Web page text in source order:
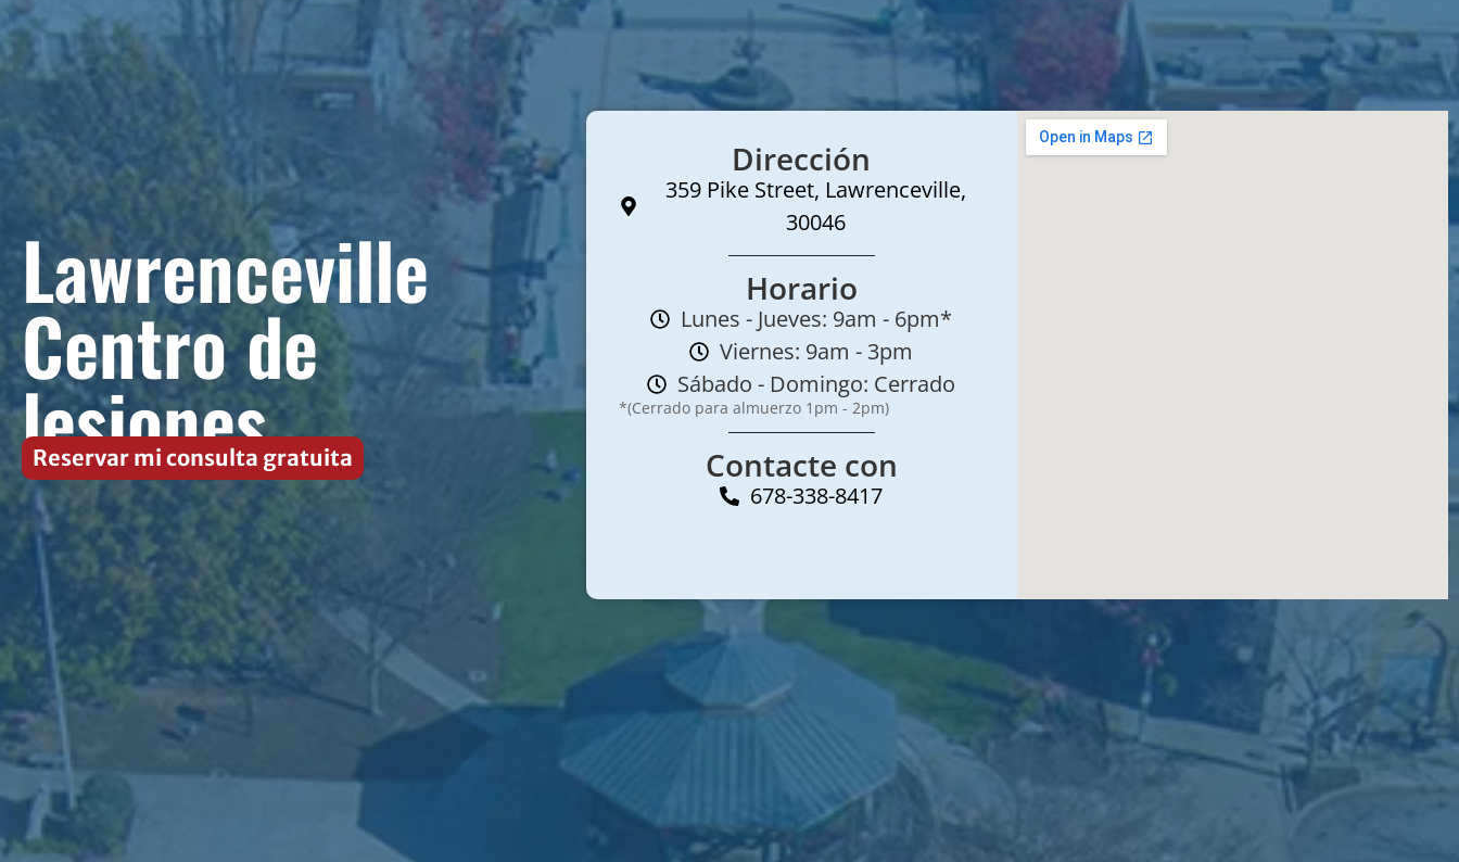
Lawrenceville
Centro de
lesiones
Reservar mi consulta gratuita
Dirección
359 Pike Street, Lawrenceville,
30046
Horario
Lunes - Jueves: 9am - 6pm*
Viernes: 9am - 3pm
Sábado - Domingo: Cerrado
*(Cerrado para almuerzo 1pm - 2pm)
Contacte con
678-338-8417